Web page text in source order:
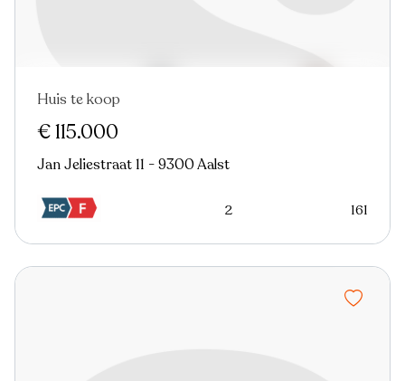
Nieuw
Huis te koop
€ 115.000
Jan Jeliestraat 11 - 9300 Aalst
2 161